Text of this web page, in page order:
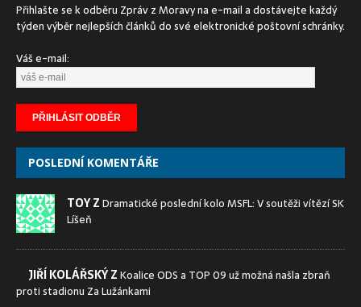
Přihlašte se k odběru Zpráv z Moravy na e-mail a dostávejte každý
týden výběr nejlepších článků do své elektronické poštovní schránky.
Váš e-mail:
POSLEDNÍ KOMENTÁŘE
TOY ZDramatické poslední kolo MSFL: V soutěži vítězí SK
Líšeň
JIŘÍ KOLÁŘSKÝ ZKoalice ODS a TOP 09 už možná našla zbraň
proti stadionu Za Lužánkami